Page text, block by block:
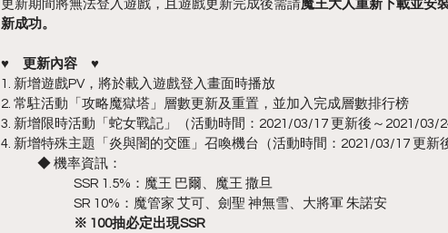
更新期間將無法登入遊戲，且遊戲更新完成後需請魔王大人重新下載並安
新成功。
♥　更新內容　♥
1. 新增遊戲PV，將於載入遊戲登入畫面時播放
2. 常駐活動「攻略魔獄塔」層數更新及重置，並加入完成層數排行榜
3. 新增限時活動「蛇女戰記」（活動時間：2021/03/17 更新後～2021/03/24
4. 新增特殊主題「炎與闇的交匯」召喚機台（活動時間：2021/03/17 更新
	◆ 機率資訊：
		SSR 1.5%：魔王 巴爾、魔王 撒旦
		SR 10%：魔管家 艾可、劍聖 神無雪、大將軍 朱諾安
※ 100抽必定出現SSR